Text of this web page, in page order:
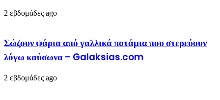
2 εβδομάδες ago
Σώζουν ψάρια από γαλλικά ποτάμια που στερεύουν
λόγω καύσωνα – Galaksias.com
2 εβδομάδες ago